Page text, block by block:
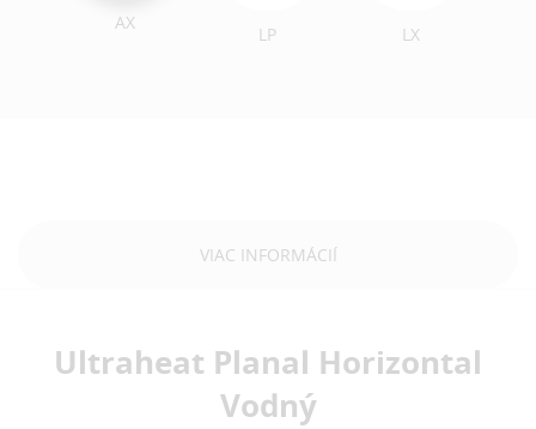
AX LP LX
VIAC INFORMÁCIÍ
Ultraheat Planal Horizontal
Vodný